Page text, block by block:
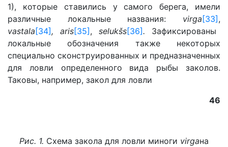
1), которые ставились у самого берега, имели
различные локальные названия: virga [33] ,
vastala [34] , aris[35] , selukšs[36]. Зафиксированы
локальные обозначения также некоторых
специально сконструированных и предназначенных
для ловли определенного вида рыбы заколов.
Таковы, например, закол для ловли
46
Рис. 1. Схема закола для ловли миноги virgaна